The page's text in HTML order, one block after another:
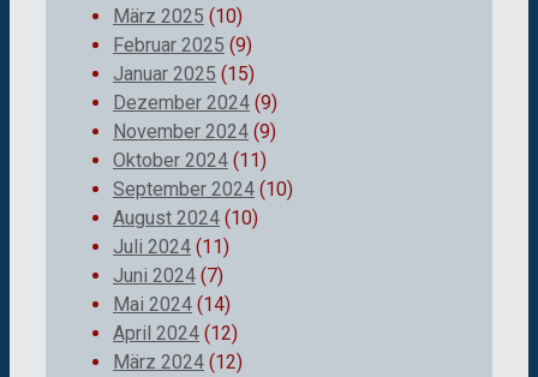
März 2025 (10)
Februar 2025 (9)
Januar 2025 (15)
Dezember 2024 (9)
November 2024 (9)
Oktober 2024 (11)
September 2024 (10)
August 2024 (10)
Juli 2024 (11)
Juni 2024 (7)
Mai 2024 (14)
April 2024 (12)
März 2024 (12)